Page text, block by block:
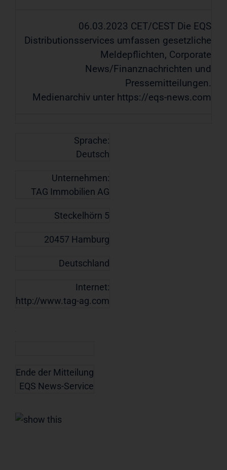
06.03.2023 CET/CEST Die EQS
Distributionsservices umfassen gesetzliche
Meldepflichten, Corporate
News/Finanznachrichten und
Pressemitteilungen.
Medienarchiv unter https://eqs-news.com
Sprache:
Deutsch
Unternehmen:
TAG Immobilien AG
Steckelhörn 5
20457 Hamburg
Deutschland
Internet:
http://www.tag-ag.com
Ende der Mitteilung
EQS News-Service